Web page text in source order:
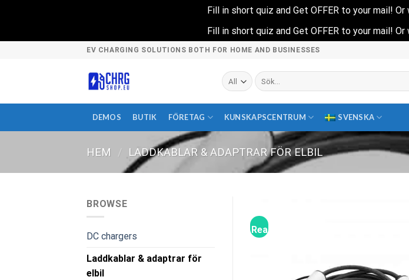
Fill in short quiz and Get OFFER to your mail!
Fill in short quiz and Get OFFER to your mail!
EV CHARGING SOLUTIONS BOTH FOR HOME AND BUSINESSES
Sök
efter:
DEMOS BUTIK FÖRETAG KUNSKAPSCENTRUM SVENSKA
HEM / LADDKABLAR & ADAPTRAR FÖR ELBIL
BROWSE
DC chargers
Laddkablar & adaptrar för
elbil
Rea!